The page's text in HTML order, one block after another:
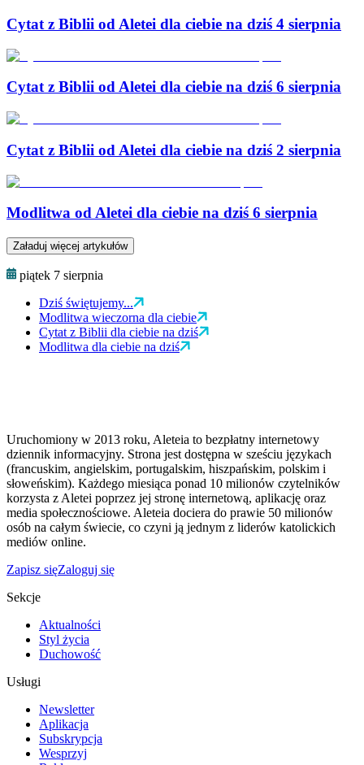
Cytat z Biblii od Aletei dla ciebie na dziś 4 sierpnia
Cytat z Biblii od Aletei dla ciebie na dziś 6 sierpnia
Cytat z Biblii od Aletei dla ciebie na dziś 2 sierpnia
Modlitwa od Aletei dla ciebie na dziś 6 sierpnia
Załaduj więcej artykułów
piątek 7 sierpnia
Dziś świętujemy...
Modlitwa wieczorna dla ciebie
Cytat z Biblii dla ciebie na dziś
Modlitwa dla ciebie na dziś
Uruchomiony w 2013 roku, Aleteia to bezpłatny internetowy
dziennik informacyjny. Strona jest dostępna w sześciu językach
(francuskim, angielskim, portugalskim, hiszpańskim, polskim i
słoweńskim). Każdego miesiąca ponad 10 milionów czytelników
korzysta z Aletei poprzez jej stronę internetową, aplikację oraz
media społecznościowe. Aleteia dociera do prawie 50 milionów
osób na całym świecie, co czyni ją jednym z liderów katolickich
mediów online.
Zapisz sięZaloguj się
Sekcje
Aktualności
Styl życia
Duchowość
Usługi
Newsletter
Aplikacja
Subskrypcja
Wesprzyj